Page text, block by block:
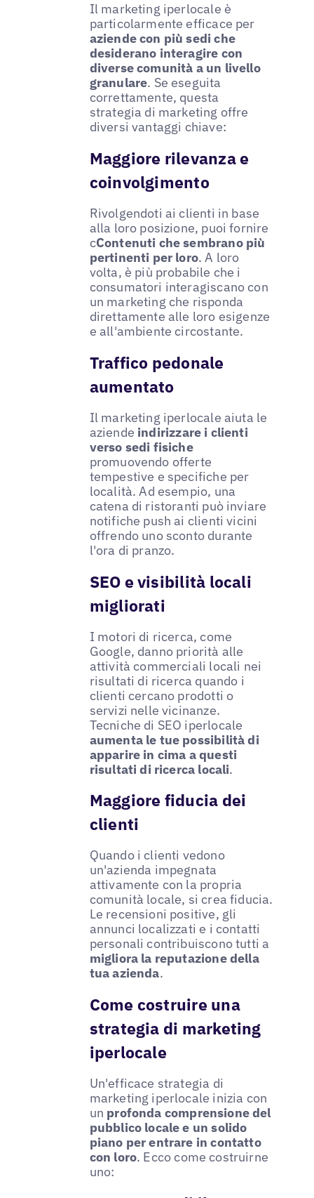
Il marketing iperlocale è
particolarmente efficace per
aziende con più sedi che
desiderano interagire con
diverse comunità a un livello
granulare. Se eseguita
correttamente, questa
strategia di marketing offre
diversi vantaggi chiave:
Maggiore rilevanza e
coinvolgimento
Rivolgendoti ai clienti in base
alla loro posizione, puoi fornire
cContenuti che sembrano più
pertinenti per loro. A loro
volta, è più probabile che i
consumatori interagiscano con
un marketing che risponda
direttamente alle loro esigenze
e all'ambiente circostante.
Traffico pedonale
aumentato
Il marketing iperlocale aiuta le
aziende indirizzare i clienti
verso sedi fisiche
promuovendo offerte
tempestive e specifiche per
località. Ad esempio, una
catena di ristoranti può inviare
notifiche push ai clienti vicini
offrendo uno sconto durante
l'ora di pranzo.
SEO e visibilità locali
migliorati
I motori di ricerca, come
Google, danno priorità alle
attività commerciali locali nei
risultati di ricerca quando i
clienti cercano prodotti o
servizi nelle vicinanze.
Tecniche di SEO iperlocale
aumenta le tue possibilità di
apparire in cima a questi
risultati di ricerca locali.
Maggiore fiducia dei
clienti
Quando i clienti vedono
un'azienda impegnata
attivamente con la propria
comunità locale, si crea fiducia.
Le recensioni positive, gli
annunci localizzati e i contatti
personali contribuiscono tutti a
migliora la reputazione della
tua azienda.
Come costruire una
strategia di marketing
iperlocale
Un'efficace strategia di
marketing iperlocale inizia con
un profonda comprensione del
pubblico locale e un solido
piano per entrare in contatto
con loro. Ecco come costruirne
uno: